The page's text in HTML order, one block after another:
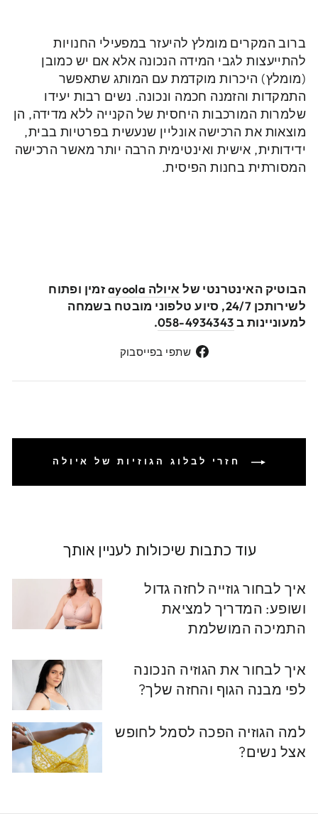
ברוב המקרים מומלץ להיעזר במפעילי החנויות
להתייעצות לגבי המידה הנכונה אלא אם יש כמובן
(מומלץ) היכרות מוקדמת עם המותג שתאפשר
התמקדות והזמנה חכמה ונכונה. נשים רבות יעידו
שלמרות המורכבות היחסית של הקנייה ללא מדידה, הן
מוצאות את הרכישה אונליין שנעשית בפרטיות בבית,
ידידותית, אישית ואינטימית הרבה יותר מאשר הרכישה
המסורתית בחנות הפיסית.
הבוטיק האינטרנטי של איולה ayoola
זמין ופתוח
לשירותכן 24/7, סיוע טלפוני מובטח בשמחה
למעוניינות ב058-4934343
.
שתפי בפייסבוק
חזרי לבלוג הגוזיות של איולה
עוד כתבות שיכולות לעניין אותך
איך לבחור גוזייה לחזה גדול
ושופע: המדריך למציאת
התמיכה המושלמת
איך לבחור את הגוזיה הנכונה
לפי מבנה הגוף והחזה שלך?
למה הגוזיה הפכה לסמל לחופש
אצל נשים?